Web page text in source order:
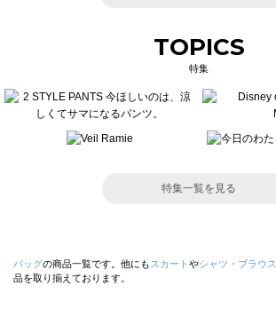
TOPICS
特集
特集一覧を見る
バッグの商品一覧です。他にも スカート やシャツ・ブラウス
品を取り揃えております。